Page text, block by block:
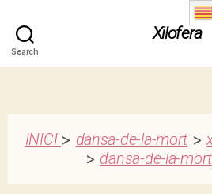
Search
Xilofera
INICI > dansa-de-la-mort >
> dansa-de-la-mort